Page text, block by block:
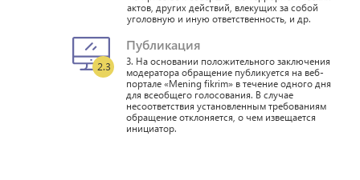
актов, других действий, влекущих за собой
уголовную и иную ответственность, и др.
2.3
Публикация
3. На основании положительного заключения
модератора обращение публикуется на веб-
портале «Mening fikrim» в течение одного дня
для всеобщего голосования. В случае
несоответствия установленным требованиям
обращение отклоняется, о чем извещается
инициатор.